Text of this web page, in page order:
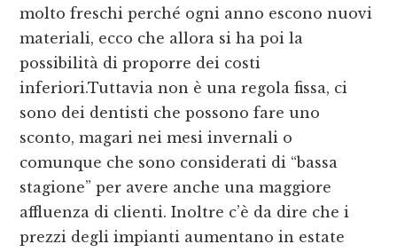
molto freschi perché ogni anno escono nuovi
materiali, ecco che allora si ha poi la
possibilità di proporre dei costi
inferiori.Tuttavia non è una regola fissa, ci
sono dei dentisti che possono fare uno
sconto, magari nei mesi invernali o
comunque che sono considerati di “bassa
stagione” per avere anche una maggiore
affluenza di clienti. Inoltre c’è da dire che i
prezzi degli impianti aumentano in estate